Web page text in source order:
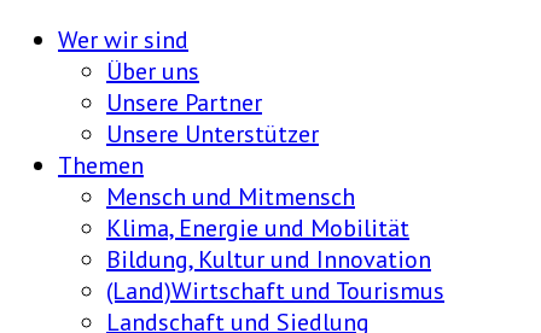
Wer wir sind
Über uns
Unsere Partner
Unsere Unterstützer
Themen
Mensch und Mitmensch
Klima, Energie und Mobilität
Bildung, Kultur und Innovation
(Land)Wirtschaft und Tourismus
Landschaft und Siedlung